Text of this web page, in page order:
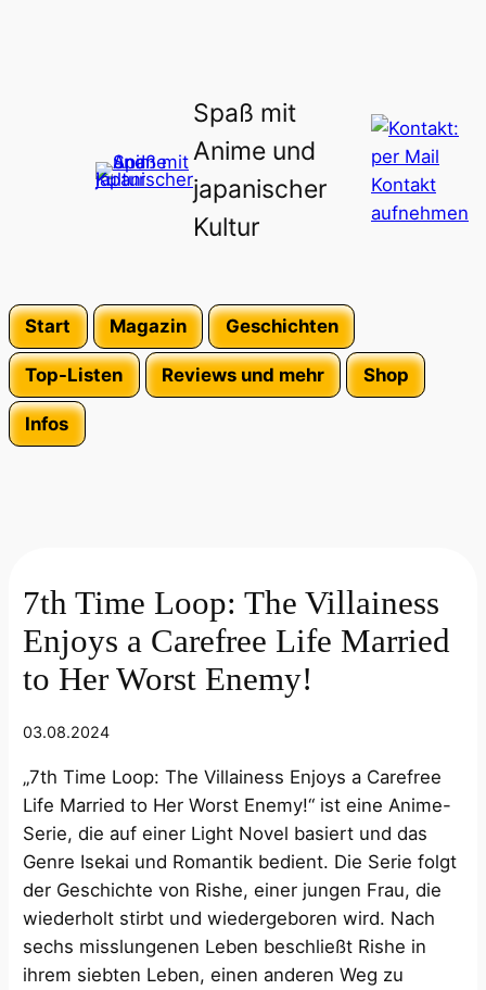
Spaß mit
Anime und
japanischer
Kultur
Start Magazin Geschichten
Top-Listen Reviews und mehr Shop
Infos
7th Time Loop: The Villainess
Enjoys a Carefree Life Married
to Her Worst Enemy!
03.08.2024
„7th Time Loop: The Villainess Enjoys a Carefree
Life Married to Her Worst Enemy!“ ist eine Anime-
Serie, die auf einer Light Novel basiert und das
Genre Isekai und Romantik bedient. Die Serie folgt
der Geschichte von Rishe, einer jungen Frau, die
wiederholt stirbt und wiedergeboren wird. Nach
sechs misslungenen Leben beschließt Rishe in
ihrem siebten Leben, einen anderen Weg zu